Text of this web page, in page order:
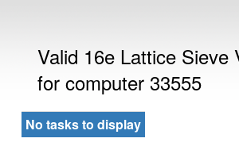
Valid 16e Lattice Sieve
for computer 33555
No tasks to display